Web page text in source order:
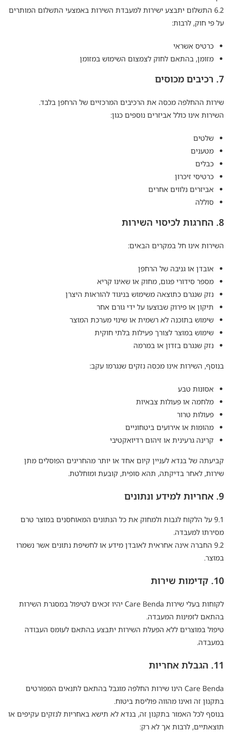
6.2 התשלום יתבצע ישירות למעבדת השירות באמצעי התשלום המותרים
על פי חוק, לרבות:
כרטיס אשראי
מזומן, בהתאם לחוק לצמצום השימוש במזומן
7. רכיבים מכוסים
שירות ההחלפה מכסה את הרכיבים המרכזיים של הרחפן בלבד.
השירות אינו כולל אביזרים נוספים כגון:
שלטים
מטענים
כבלים
כרטיסי זיכרון
אביזרים נלווים אחרים
סוללה
8. החרגות לכיסוי השירות
השירות אינו חל במקרים הבאים:
אובדן או גניבה של הרחפן
מספר סידורי פגום, מחוק או שאינו קריא
נזק שנגרם כתוצאה משימוש בניגוד להוראות היצרן
תיקון או פירוק שבוצעו על ידי גורם אחר
שימוש בתוכנה לא רשמית או שינוי מערכת המוצר
שימוש במוצר לצורך פעילות בלתי חוקית
נזק שנגרם בזדון או במרמה
בנוסף, השירות אינו מכסה נזקים שנגרמו עקב:
אסונות טבע
מלחמה או פעולות צבאיות
פעולות טרור
מהומות או אירועים ביטחוניים
קרינה גרעינית או זיהום רדיואקטיבי
קביעתה של בנדא לעניין קיום אחד או יותר מהחריגים הפוסלים מתן
שירות, לאחר בדיקתה, תהא סופית, קובעת ומוחלטת.
9. אחריות למידע ונתונים
9.1 על הלקוח לגבות ולמחוק את כל הנתונים המאוחסנים במוצר טרם
מסירתו למעבדה.
9.2 החברה אינה אחראית לאובדן מידע או לחשיפת נתונים אשר נשמרו
במוצר.
10. קדימות שירות
לקוחות בעלי שירות Care Benda יהיו זכאים לטיפול במסגרת השירות
בהתאם לזמינות המעבדה.
טיפול במוצרים ללא הפעלת השירות יתבצע בהתאם לעומס העבודה
במעבדה.
11. הגבלת אחריות
Care Benda הינו שירות החלפה מוגבל בהתאם לתנאים המפורטים
בתקנון זה ואינו מהווה פוליסת ביטוח.
בנוסף לכל האמור בתקנון זה, בנדא לא תישא באחריות לנזקים עקיפים או
תוצאתיים, לרבות אך לא רק: